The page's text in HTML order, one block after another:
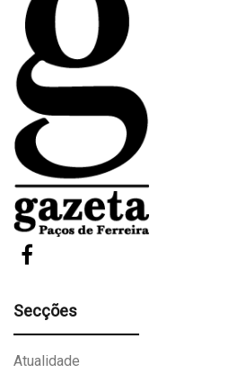
Secções
Atualidade